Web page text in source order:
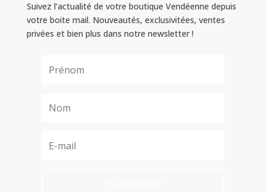
Suivez l’actualité de votre boutique Vendéenne depuis
votre boite mail. Nouveautés, exclusivitées, ventes
privées et bien plus dans notre newsletter !